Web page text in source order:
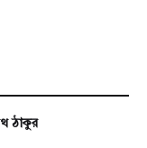
ঠাকুর